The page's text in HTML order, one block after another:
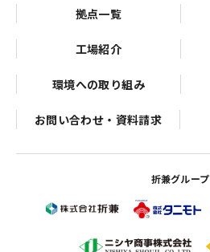
拠点一覧
工場紹介
環境への取り組み
お問い合わせ・資料請求
折兼グループ